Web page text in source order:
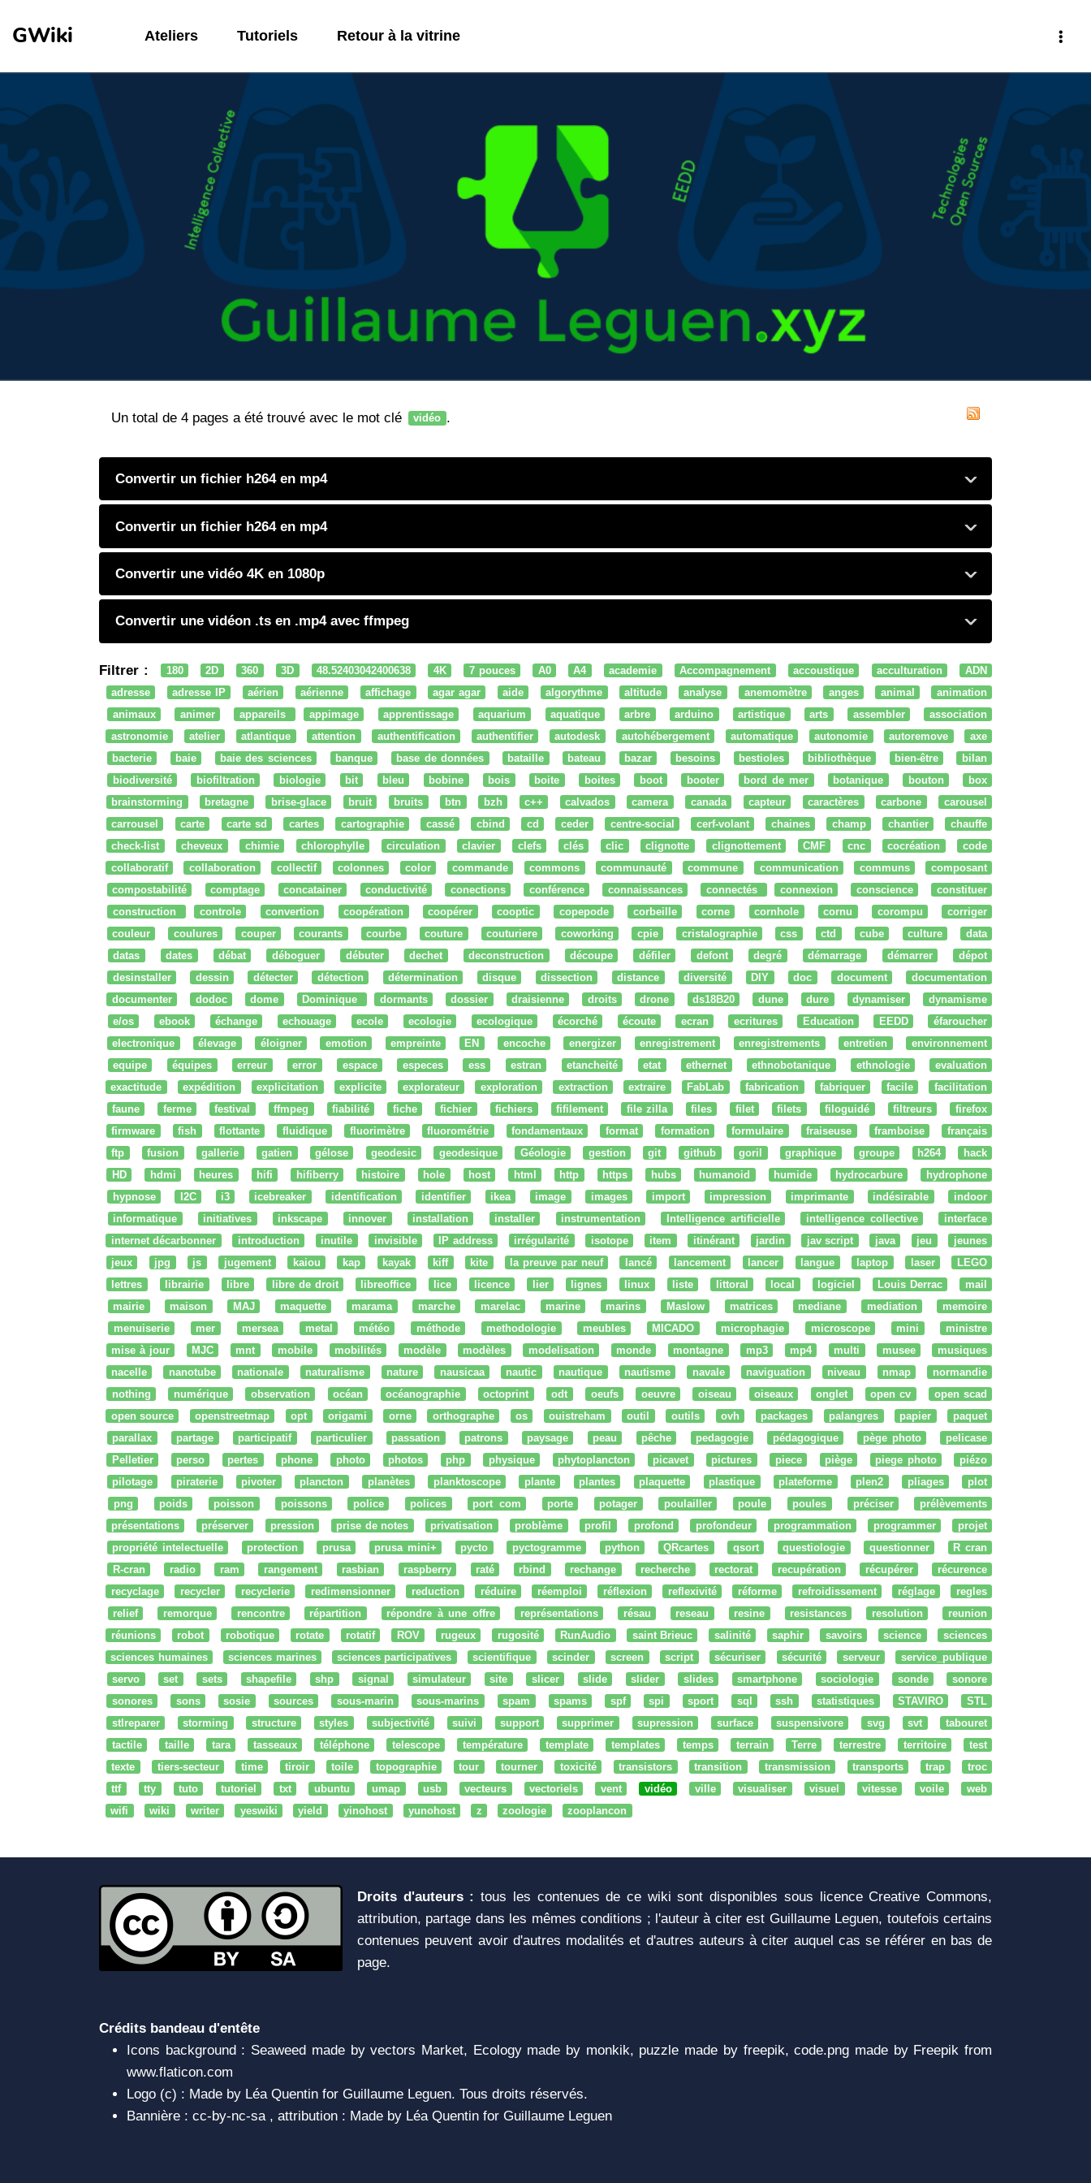
GWiki Ateliers Tutoriels Retour à la vitrine
Un total de 4 pages a été trouvé avec le mot clé vidéo .
Convertir un fichier h264 en mp4
Convertir un fichier h264 en mp4
Convertir une vidéo 4K en 1080p
Convertir une vidéon .ts en .mp4 avec ffmpeg
Filtrer : 180 2D 360 3D 48.52403042400638 4K 7 pouces A0 A4 academie Accompagnement accoustique acculturation
ADN
adresse
adresse IP aérien aérienne affichage agar agar aide algorythme altitude analyse anemomètre anges animal
animation
animaux
animer appareils appimage apprentissage aquarium aquatique arbre arduino artistique arts assembler
association
astronomie
atelier atlantique attention authentification authentifier autodesk autohébergement automatique autonomie autoremove
axe
bacterie
baie baie des sciences banque base de données bataille bateau bazar besoins bestioles bibliothèque bien-être
bilan
biodiversité
biofiltration biologie bit bleu bobine bois boite boites boot booter bord de mer botanique bouton
box
brainstorming
bretagne brise-glace bruit bruits btn bzh c++ calvados camera canada capteur caractères carbone
carousel
carrousel
carte carte sd cartes cartographie cassé cbind cd ceder centre-social cerf-volant chaines champ chantier
chauffe
check-list
cheveux chimie chlorophylle circulation clavier clefs clés clic clignotte clignottement CMF cnc cocréation
code
collaboratif
collaboration collectif colonnes color commande commons communauté commune communication communs
composant
compostabilité
comptage concatainer conductivité conections conférence connaissances connectés connexion conscience
constituer
construction
controle convertion coopération coopérer cooptic copepode corbeille corne cornhole cornu corompu
corriger
couleur
coulures couper courants courbe couture couturiere coworking cpie cristalographie css ctd cube culture
data
datas
dates débat déboguer débuter dechet deconstruction découpe défiler defont degré démarrage démarrer
dépot
desinstaller
dessin détecter détection détermination disque dissection distance diversité DIY doc document
documentation
documenter
dodoc dome Dominique dormants dossier draisienne droits drone ds18B20 dune dure dynamiser
dynamisme
e/os
ebook échange echouage ecole ecologie ecologique écorché écoute ecran ecritures Education EEDD
éfaroucher
electronique
élevage éloigner emotion empreinte EN encoche energizer enregistrement enregistrements entretien
environnement
equipe
équipes erreur error espace especes ess estran etancheité etat ethernet ethnobotanique ethnologie
evaluation
exactitude
expédition explicitation explicite explorateur exploration extraction extraire FabLab fabrication fabriquer facile
facilitation
faune
ferme festival ffmpeg fiabilité fiche fichier fichiers fifilement file zilla files filet filets filoguidé filtreurs
firefox
firmware
fish flottante fluidique fluorimètre fluorométrie fondamentaux format formation formulaire fraiseuse framboise
français
ftp
fusion gallerie gatien gélose geodesic geodesique Géologie gestion git github goril graphique groupe h264
hack
HD
hdmi heures hifi hifiberry histoire hole host html http https hubs humanoid humide hydrocarbure
hydrophone
hypnose
I2C i3 icebreaker identification identifier ikea image images import impression imprimante indésirable
indoor
informatique
initiatives inkscape innover installation installer instrumentation Intelligence artificielle intelligence collective
interface
internet décarbonner
introduction inutile invisible IP address irrégularité isotope item itinérant jardin jav script java jeu
jeunes
jeux
jpg js jugement kaiou kap kayak kiff kite la preuve par neuf lancé lancement lancer langue laptop laser
LEGO
lettres
librairie libre libre de droit libreoffice lice licence lier lignes linux liste littoral local logiciel Louis Derrac
mail
mairie
maison MAJ maquette marama marche marelac marine marins Maslow matrices mediane mediation
memoire
menuiserie
mer mersea metal météo méthode methodologie meubles MICADO microphagie microscope mini
ministre
mise à jour
MJC mnt mobile mobilités modèle modèles modelisation monde montagne mp3 mp4 multi musee
musiques
nacelle
nanotube nationale naturalisme nature nausicaa nautic nautique nautisme navale naviguation niveau nmap
normandie
nothing
numérique observation océan océanographie octoprint odt oeufs oeuvre oiseau oiseaux onglet open cv
open scad
open source
openstreetmap opt origami orne orthographe os ouistreham outil outils ovh packages palangres papier
paquet
parallax
partage participatif particulier passation patrons paysage peau pêche pedagogie pédagogique pège photo
pelicase
Pelletier
perso pertes phone photo photos php physique phytoplancton picavet pictures piece piège piege photo
piézo
pilotage
piraterie pivoter plancton planètes planktoscope plante plantes plaquette plastique plateforme plen2 pliages
plot
png
poids poisson poissons police polices port com porte potager poulailler poule poules préciser
prélèvements
présentations
préserver pression prise de notes privatisation problème profil profond profondeur programmation programmer
projet
propriété intelectuelle
protection prusa prusa mini+ pycto pyctogramme python QRcartes qsort questiologie questionner
R cran
R-cran
radio ram rangement rasbian raspberry raté rbind rechange recherche rectorat recupération récupérer
récurence
recyclage
recycler recyclerie redimensionner reduction réduire réemploi réflexion reflexivité réforme refroidissement réglage
regles
relief
remorque rencontre répartition répondre à une offre représentations résau reseau resine resistances resolution
reunion
réunions
robot robotique rotate rotatif ROV rugeux rugosité RunAudio saint Brieuc salinité saphir savoirs science
sciences
sciences humaines
sciences marines sciences participatives scientifique scinder screen script sécuriser sécurité serveur
service_publique
servo
set sets shapefile shp signal simulateur site slicer slide slider slides smartphone sociologie sonde
sonore
sonores
sons sosie sources sous-marin sous-marins spam spams spf spi sport sql ssh statistiques STAVIRO
STL
stlreparer
storming structure styles subjectivité suivi support supprimer supression surface suspensivore svg svt
tabouret
tactile
taille tara tasseaux téléphone telescope température template templates temps terrain Terre terrestre territoire
test
texte
tiers-secteur time tiroir toile topographie tour tourner toxicité transistors transition transmission transports trap
troc
ttf
tty tuto tutoriel txt ubuntu umap usb vecteurs vectoriels vent vidéo ville visualiser visuel vitesse voile
web
wifi
wiki writer yeswiki yield yinohost yunohost z zoologie zooplancon
Droits d'auteurs : tous les contenues de ce wiki sont disponibles sous licence Creative Commons,
attribution, partage dans les mêmes conditions ; l'auteur à citer est Guillaume Leguen, toutefois certains
contenues peuvent avoir d'autres modalités et d'autres auteurs à citer auquel cas se référer en bas de
page.
Crédits bandeau d'entête
Icons background : Seaweed made by vectors Market, Ecology made by monkik, puzzle made by freepik, code.png made by Freepik from
www.flaticon.com
Logo (c) : Made by Léa Quentin for Guillaume Leguen. Tous droits réservés.
Bannière : cc-by-nc-sa , attribution : Made by Léa Quentin for Guillaume Leguen